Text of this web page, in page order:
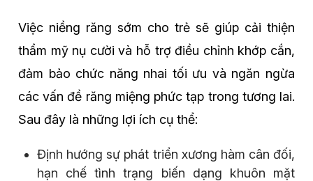
Việc niềng răng sớm cho trẻ sẽ giúp cải thiện
thẩm mỹ nụ cười và hỗ trợ điều chỉnh khớp cắn,
đảm bảo chức năng nhai tối ưu và ngăn ngừa
các vấn đề răng miệng phức tạp trong tương lai.
Sau đây là những lợi ích cụ thể:
Định hướng sự phát triển xương hàm cân đối,
hạn chế tình trạng biến dạng khuôn mặt